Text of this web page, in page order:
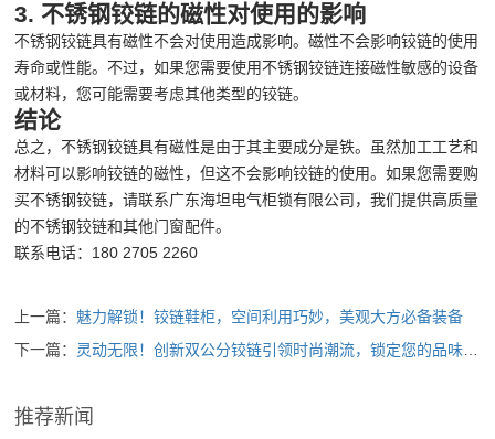
3. 不锈钢铰链的磁性对使用的影响
不锈钢铰链具有磁性不会对使用造成影响。磁性不会影响铰链的使用
寿命或性能。不过，如果您需要使用不锈钢铰链连接磁性敏感的设备
或材料，您可能需要考虑其他类型的铰链。
结论
总之，不锈钢铰链具有磁性是由于其主要成分是铁。虽然加工工艺和
材料可以影响铰链的磁性，但这不会影响铰链的使用。如果您需要购
买不锈钢铰链，请联系广东海坦电气柜锁有限公司，我们提供高质量
的不锈钢铰链和其他门窗配件。
联系电话：180 2705 2260
上一篇： 魅力解锁！铰链鞋柜，空间利用巧妙，美观大方必备装备
下一篇： 灵动无限！创新双公分铰链引领时尚潮流，锁定您的品味选择
推荐新闻